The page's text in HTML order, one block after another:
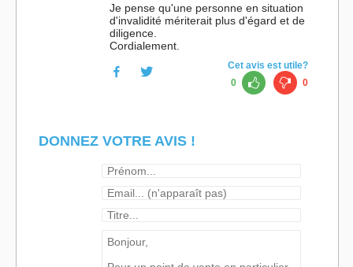
Je pense qu'une personne en situation
d'invalidité mériterait plus d'égard et de
diligence.
Cordialement.
Cet avis est utile?
0
0
DONNEZ VOTRE AVIS !